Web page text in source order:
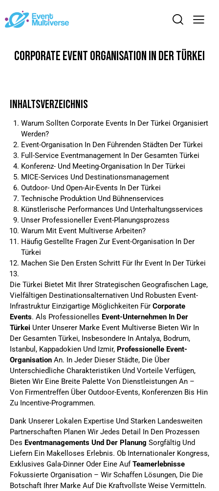
Corporate Event Organisation In Der Türkei
Inhaltsverzeichnis
Warum Sollten Corporate Events In Der Türkei Organisiert
Werden?
Event-Organisation In Den Führenden Städten Der Türkei
Full-Service Eventmanagement In Der Gesamten Türkei
Konferenz- Und Meeting-Organisation In Der Türkei
MICE-Services Und Destinationsmanagement
Outdoor- Und Open-Air-Events In Der Türkei
Technische Produktion Und Bühnenservices
Künstlerische Performances Und Unterhaltungsservices
Unser Professioneller Event-Planungsprozess
Warum Mit Event Multiverse Arbeiten?
Häufig Gestellte Fragen Zur Event-Organisation In Der
Türkei
Machen Sie Den Ersten Schritt Für Ihr Event In Der Türkei
Die Türkei Bietet Mit Ihrer Strategischen Geografischen Lage,
Vielfältigen Destinationsalternativen Und Robusten Event-
Infrastruktur Einzigartige Möglichkeiten Für Corporate
Events. Als Professionelles Event-Unternehmen In Der
Türkei Unter Unserer Marke Event Multiverse Bieten Wir In
Der Gesamten Türkei, Insbesondere In Antalya, Bodrum,
Istanbul, Kappadokien Und Izmir, Professionelle Event-
Organisation An. In Jeder Dieser Städte, Die Über
Unterschiedliche Charakteristiken Und Vorteile Verfügen,
Bieten Wir Eine Breite Palette Von Dienstleistungen An –
Von Firmentreffen Über Outdoor-Events, Konferenzen Bis Hin
Zu Incentive-Programmen.
Dank Unserer Lokalen Expertise Und Starken Landesweiten
Partnerschaften Planen Wir Jedes Detail In Den Prozessen
Des Eventmanagements Und Der Planung Sorgfältig Und
Liefern Ein Makelloses Erlebnis. Ob Internationaler Kongress,
Exklusives Gala-Dinner Oder Eine AufTeamerlebnisse
Fokussierte Organisation – Wir Schaffen Lösungen, Die Die
Botschaft Ihrer Marke Auf Die Kraftvollste Weise Vermitteln.